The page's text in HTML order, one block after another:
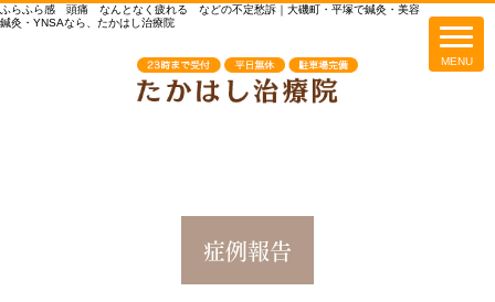
ふらふら感 頭痛 なんとなく疲れる などの不定愁訴｜大磯町・平塚で鍼灸・美容
鍼灸・YNSAなら、たかはし治療院
症例報告